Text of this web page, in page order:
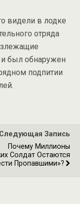
видели в лодке
отряда
и был обнаружен
подпитии
Следующая Запись
Почему Миллионы
Солдат Остаются
Пропавшими»?